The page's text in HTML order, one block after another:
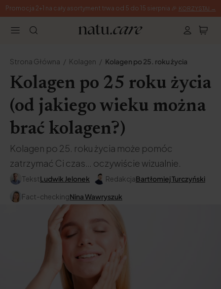
Promocja 2+1 na cały asortyment trwa od 5 do 15 sierpnia 🎉 KORZYSTAJ →
Strona Główna Kolagen Kolagen po 25. roku życia
Kolagen po 25 roku życia
(od jakiego wieku można
brać kolagen?)
Kolagen po 25. roku życia może pomóc
zatrzymać Ci czas… oczywiście wizualnie.
TekstLudwik Jelonek RedakcjaBartłomiej Turczyński
Fact-checkingNina Wawryszuk